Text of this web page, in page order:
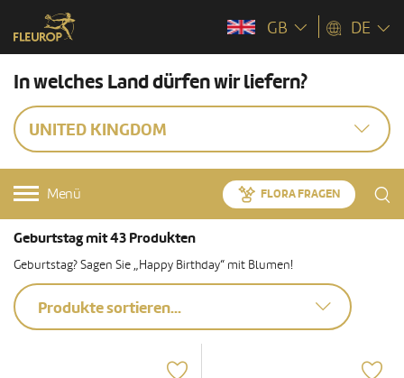
GB DE
In welches Land dürfen wir liefern?
UNITED KINGDOM
Menü FLORA FRAGEN
Geburtstag mit 43 Produkten
Geburtstag? Sagen Sie „Happy Birthday“ mit Blumen!
Produkte sortieren...